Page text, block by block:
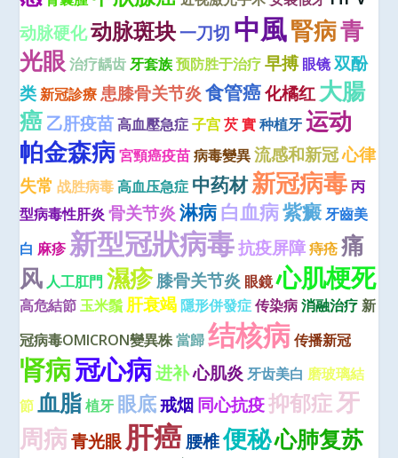
动脉硬化动脉斑块一刀切 中風腎病青
光眼 治疗龋齿 牙套族 预防胜于治疗 早搏 眼镜 双酚
类 新冠診療 患膝骨关节炎食管癌化橘红大腸
癌乙肝疫苗 高血壓急症 子宫 芡 實 种植牙 运动
帕金森病 宮頸癌疫苗 病毒變異 流感和新冠心律
失常 战胜病毒 高血压急症 中药材新冠病毒 丙
型病毒性肝炎 骨关节炎淋病白血病紫癜牙齒美
白 麻疹 新型冠狀病毒抗疫屏障 痔疮 痛
风 人工肛門 濕疹膝骨关节炎 眼鏡心肌梗死
高危結節 玉米鬚 肝衰竭 隱形併發症 传染病 消融治疗 新
冠病毒OMICRON變異株當歸 结核病 传播新冠
肾病冠心病进补心肌炎 牙齿美白 磨玻璃結
節 血脂 植牙 眼底戒烟同心抗疫抑郁症牙
周病青光眼 肝癌腰椎便秘心肺复苏